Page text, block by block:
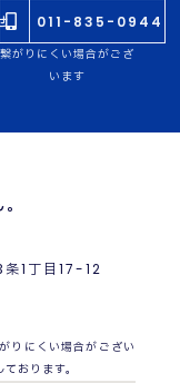
011-835-0944
繋がりにくい場合がござ
います
1丁目17-12
りにくい場合がござい
ております。